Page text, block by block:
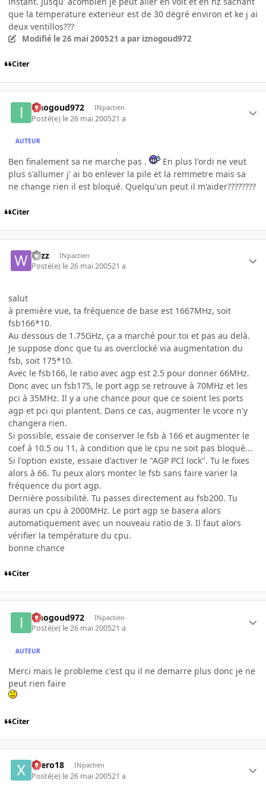
que la temperature exterieur est de 30 degré environ et ke j ai
deux ventillos???
Modifié le 26 mai 200521 a par iznogoud972
Citer
iznogoud972 INpactien
Posté(e) le 26 mai 200521 a
AUTEUR
Ben finalement sa ne marche pas .
En plus l'ordi ne veut
plus s'allumer j' ai bo enlever la pile et la remmetre mais sa
ne change rien il est bloqué. Quelqu'un peut il m'aider????????
Citer
wizz INpactien
Posté(e) le 26 mai 200521 a
salut
à première vue, ta fréquence de base est 1667MHz, soit
fsb166*10.
Au dessous de 1.75GHz, ça a marché pour toi et pas au delà.
Je suppose donc que tu as overclocké via augmentation du
fsb, soit 175*10.
Avec le fsb166, le ratio avec agp est 2.5 pour donner 66MHz.
Donc avec un fsb175, le port agp se retrouve à 70MHz et les
pci à 35MHz. Il y a une chance pour que ce soient les ports
agp et pci qui plantent. Dans ce cas, augmenter le vcore n'y
changera rien.
Si possible, essaie de conserver le fsb à 166 et augmenter le
coef à 10.5 ou 11, à condition que le cpu ne soit pas bloqué...
Si l'option existe, essaie d'activer le "AGP PCI lock". Tu le fixes
alors à 66. Tu peux alors monter le fsb sans faire varier la
fréquence du port agp.
Dernière possibilité. Tu passes directement au fsb200. Tu
auras un cpu à 2000MHz. Le port agp se basera alors
automatiquement avec un nouveau ratio de 3. Il faut alors
vérifier la température du cpu.
bonne chance
Citer
iznogoud972 INpactien
Posté(e) le 26 mai 200521 a
AUTEUR
Merci mais le probleme c'est qu il ne demarre plus donc je ne
peut rien faire
Citer
xaero18 INpactien
Posté(e) le 26 mai 200521 a